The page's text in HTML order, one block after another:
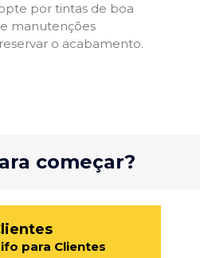
por tintas de boa
manutenções
o acabamento.
começar?
para Clientes